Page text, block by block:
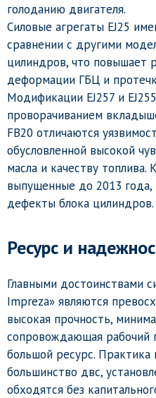
голоданию двигателя.
Силовые агрегаты EJ25
сравнении с другими
цилиндров, что повышает
деформации ГБЦ и
Модификации EJ257 и
проворачиванием
FB20 отличаются
обусловленной высокой
масла и качеству топлива.
выпущенные до 2013
дефекты блока цилиндров.
Ресурс и
Главными достоинствами
Impreza» являются
высокая прочность,
сопровождающая рабочий
большой ресурс. Практика
большинство двс,
обходятся без